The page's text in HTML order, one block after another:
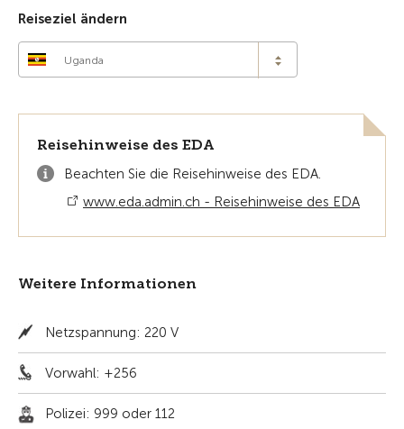
Reiseziel ändern
Uganda
Reisehinweise des EDA
Beachten Sie die Reisehinweise des EDA.
www.eda.admin.ch - Reisehinweise des EDA
Weitere Informationen
Netzspannung: 220 V
Vorwahl: +256
Polizei: 999 oder 112